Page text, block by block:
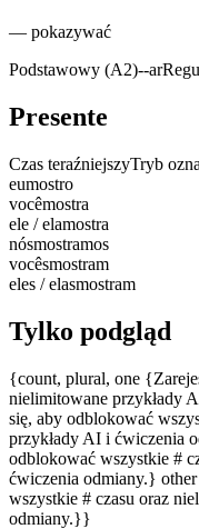
— pokazywać
Podstawowy (A2)--ar
Presente
Czas teraźniejszyTryb
eumostro
vocêmostra
ele / elamostra
nósmostramos
vocêsmostram
eles / elasmostram
Tylko podgląd
{count, plural, one
nielimitowane przykłady
się, aby odblokować
przykłady AI i ćwiczenia
odblokować wszystkie #
ćwiczenia odmiany.}
wszystkie # czasu oraz
odmiany.}}